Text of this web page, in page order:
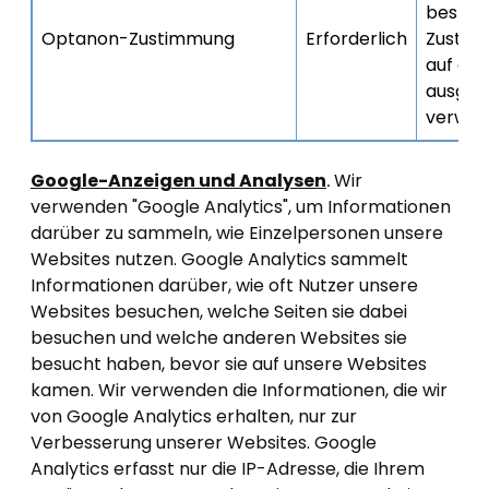
Optanon-Zustimmung Erforderlich
auf
Google-Anzeigen und Analysen.Wir
verwenden "Google Analytics", um Informationen
darüber zu sammeln, wie Einzelpersonen unsere
Websites nutzen. Google Analytics sammelt
Informationen darüber, wie oft Nutzer unsere
Websites besuchen, welche Seiten sie dabei
besuchen und welche anderen Websites sie
besucht haben, bevor sie auf unsere Websites
kamen. Wir verwenden die Informationen, die wir
von Google Analytics erhalten, nur zur
Verbesserung unserer Websites. Google
Analytics erfasst nur die IP-Adresse, die Ihrem